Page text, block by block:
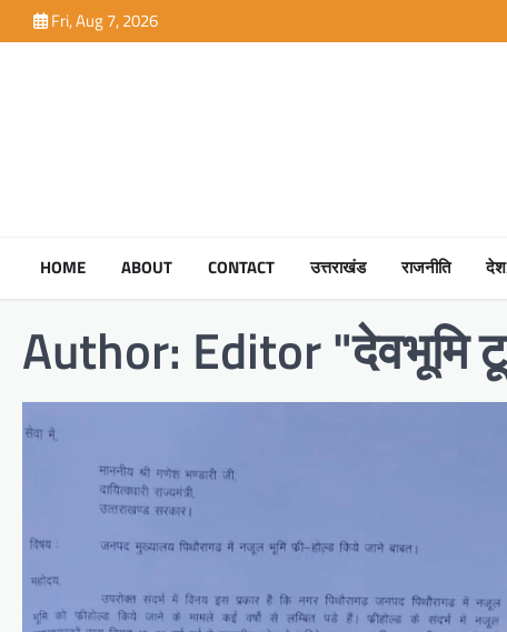
to
Fri, Aug 7, 2026
HOME ABOUT CONTACT उत्तराखंड राजनीति
Author: Editor "देवभूमि